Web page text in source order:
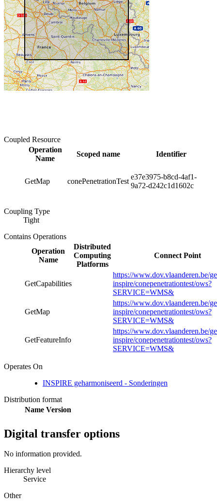
Coupled Resource
Operation
Name
Scoped name Identifier
GetMap conePenetrationTest
e37e3975-b8cd-4af1-
9a72-d242c1d1602c
Coupling Type
Tight
Contains Operations
Operation
Name
Distributed
Computing
Platforms
Connect Point
GetCapabilities
https://www.dov.vlaanderen.be/
inspire/conepenetrationtest/ows?
SERVICE=WMS&
GetMap
https://www.dov.vlaanderen.be/
inspire/conepenetrationtest/ows?
SERVICE=WMS&
GetFeatureInfo
https://www.dov.vlaanderen.be/
inspire/conepenetrationtest/ows?
SERVICE=WMS&
Operates On
INSPIRE geharmoniseerd - Sonderingen
Distribution format
Name Version
Digital transfer options
No information provided.
Hierarchy level
Service
Other